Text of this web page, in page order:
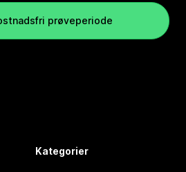
prøveperiode
Kategorier